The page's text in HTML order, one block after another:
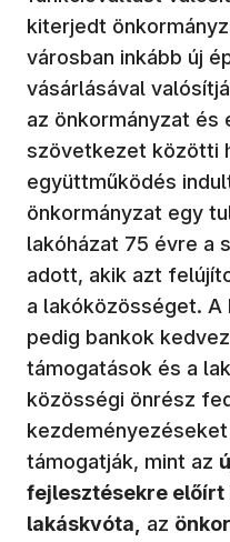
kiterjedt
városban inkább új
vásárlásával
az önkormányzat és
szövetkezet közötti
együttműködés
önkormányzat egy
lakóházat 75 évre a
adott, akik azt
a lakóközösséget.
pedig bankok
támogatások és a
közösségi önrész
támogatják, mint az
fejlesztésekre
lakáskvóta,
az